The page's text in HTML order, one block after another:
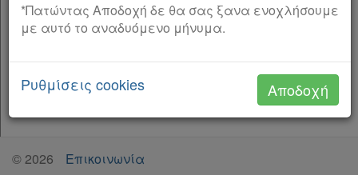
Πληροφορίες
Εταιρεία
Επικοινωνία
©2026 Επικοινωνία
*Πατώντας Αποδοχή δε θα σας ξανα ενοχλήσουμε
με αυτό το αναδυόμενο μήνυμα.
Ρυθμίσεις cookies Αποδοχή